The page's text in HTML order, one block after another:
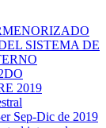
SISTEMA DE
2019
Sep-Dic de 2019